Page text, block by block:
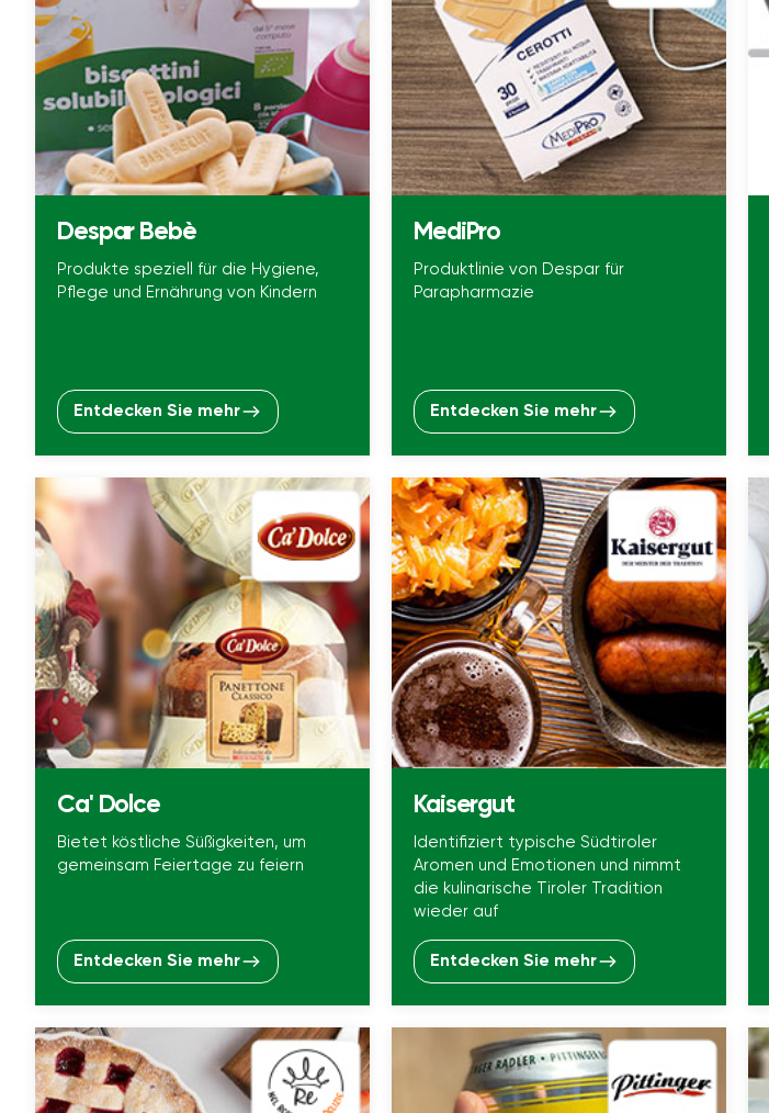
Despar Bebè
Produkte speziell für die Hygiene,
Pflege und Ernährung von Kindern
Entdecken Sie mehr
MediPro
Produktlinie von Despar für
Parapharmazie
Entdecken Sie mehr
Ca' Dolce
Bietet köstliche Süßigkeiten, um
gemeinsam Feiertage zu feiern
Entdecken Sie mehr
Kaisergut
Identifiziert typische Südtiroler
Aromen und Emotionen und nimmt
die kulinarische Tiroler Tradition
wieder auf
Entdecken Sie mehr